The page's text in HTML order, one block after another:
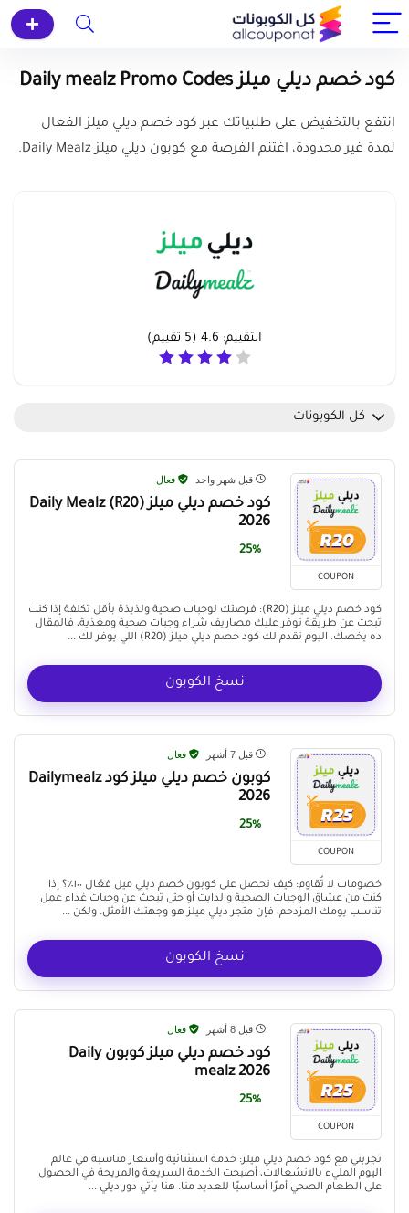
كود خصم ديلي ميلز Daily mealz Promo Codes
انتفع بالتخفيض على طلبياتك عبر كود خصم ديلي ميلز الفعال
لمدة غير محدودة، اغتنم الفرصة مع كوبون ديلي ميلز Daily Mealz.
التقييم: 4.6
(
5 تقييم)
كل الكوبونات
COUPON
قبل شهر واحد فعال
كود خصم ديلي ميلز (R20) Daily Mealz
2026
25%
كود خصم ديلي ميلز (R20): فرصتك لوجبات صحية ولذيذة بأقل تكلفة إذا كنت
تبحث عن طريقة توفر عليك مصاريف شراء وجبات صحية ومغذية، فالمقال
ده يخصك. اليوم نقدم لك كود خصم ديلي ميلز (R20) اللي يوفر لك ...
نسخ الكوبون
COUPON
قبل 7 أشهر فعال
كوبون خصم ديلي ميلز كود Dailymealz
2026
25%
خصومات لا تُقاوم: كيف تحصل على كوبون خصم ديلي ميل فعّال ١٠٠٪؟ إذا
كنت من عشاق الوجبات الصحية والدايت أو حتى تبحث عن وجبات غداء عمل
تناسب يومك المزدحم، فإن متجر ديلي ميلز هو وجهتك الأمثل. ولكن ...
نسخ الكوبون
COUPON
قبل 8 أشهر فعال
كود خصم ديلي ميلز كوبون Daily
mealz 2026
25%
تجربتي مع كود خصم ديلي ميلز: خدمة استثنائية وأسعار مناسبة في عالم
اليوم المليء بالانشغالات، أصبحت الخدمة السريعة والمريحة في الحصول
على الطعام الصحي أمرًا أساسيًا للعديد منا. هنا يأتي دور ديلي ...